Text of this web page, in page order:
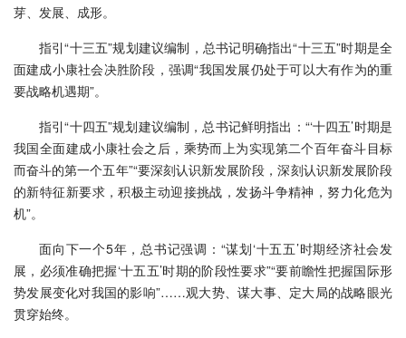
芽、发展、成形。
指引“十三五”规划建议编制，总书记明确指出“十三五”时期是全
面建成小康社会决胜阶段，强调“我国发展仍处于可以大有作为的重
要战略机遇期”。
指引“十四五”规划建议编制，总书记鲜明指出：“‘十四五’时期是
我国全面建成小康社会之后，乘势而上为实现第二个百年奋斗目标
而奋斗的第一个五年”“要深刻认识新发展阶段，深刻认识新发展阶段
的新特征新要求，积极主动迎接挑战，发扬斗争精神，努力化危为
机”。
面向下一个5年，总书记强调：“谋划‘十五五’时期经济社会发
展，必须准确把握‘十五五’时期的阶段性要求”“要前瞻性把握国际形
势发展变化对我国的影响”……观大势、谋大事、定大局的战略眼光
贯穿始终。